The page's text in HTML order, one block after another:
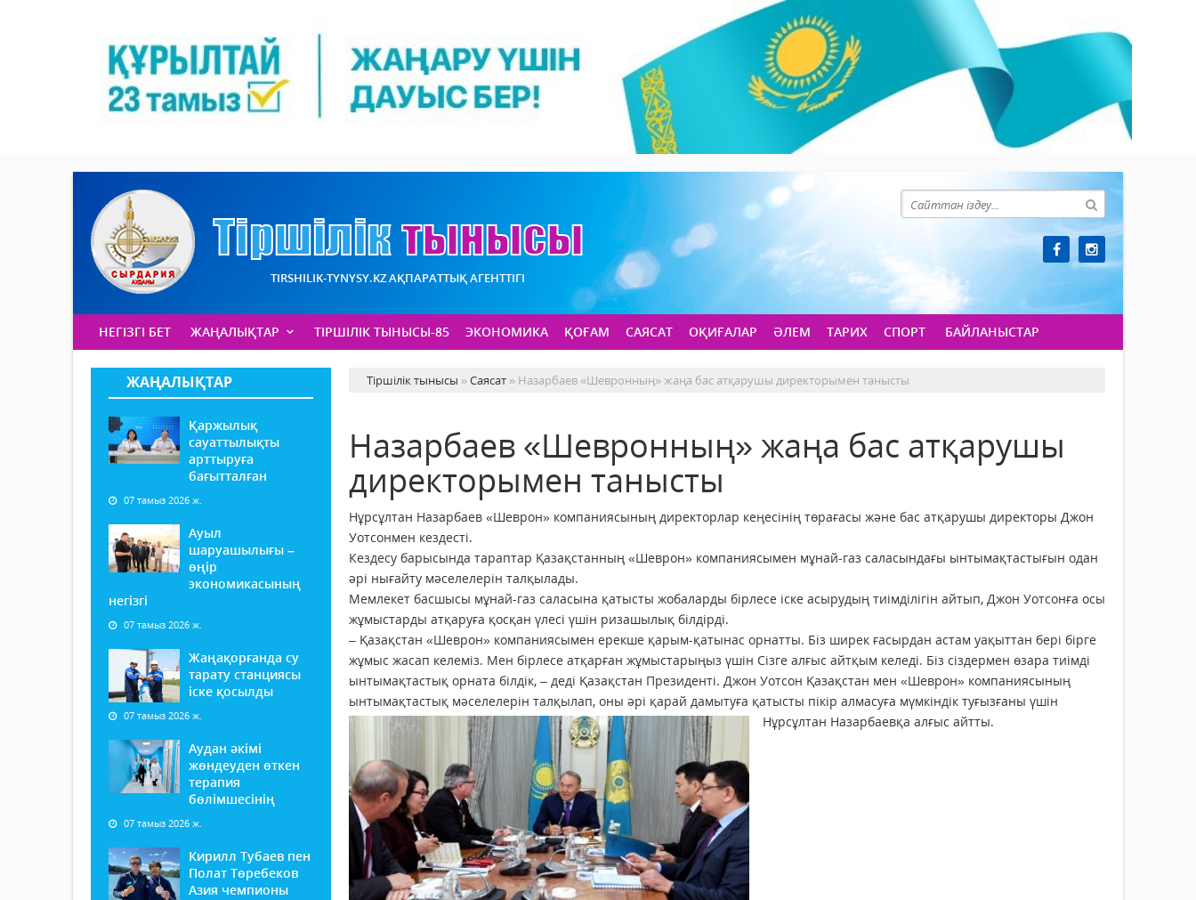
TIRSHILIK-TYNYSY.KZ АҚПАРАТТЫҚ АГЕНТТІГІ
НЕГІЗГІ БЕТ ЖАҢАЛЫҚТАР ТІРШІЛІК ТЫНЫСЫ-85 ЭКОНОМИКА ҚОҒАМ САЯСАТ ОҚИҒАЛАР ӘЛЕМ ТАРИХ СПОРТ БАЙЛАНЫСТАР
ЖАҢАЛЫҚТАР
Қаржылық
сауаттылықты
арттыруға
бағытталған
07 тамыз 2026 ж.
Ауыл
шаруашылығы –
өңір
экономикасының
негізгі
07 тамыз 2026 ж.
Жаңақорғанда су
тарату станциясы
іске қосылды
07 тамыз 2026 ж.
Аудан әкімі
жөндеуден өткен
терапия
бөлімшесінің
07 тамыз 2026 ж.
Кирилл Тубаев пен
Полат Төребеков
Азия чемпионы
Тіршілік тынысы »Саясат » Назарбаев «Шевронның» жаңа бас атқарушы директорымен танысты
Назарбаев «Шевронның» жаңа бас атқарушы
директорымен танысты
Нұрсұлтан Назарбаев «Шеврон» компаниясының директорлар кеңесінің төрағасы және бас атқарушы директоры Джон
Уотсонмен кездесті.
Кездесу барысында тараптар Қазақстанның «Шеврон» компаниясымен мұнай-газ саласындағы ынтымақтастығын одан
әрі нығайту мәселелерін талқылады.
Мемлекет басшысы мұнай-газ саласына қатысты жобаларды бірлесе іске асырудың тиімділігін айтып, Джон Уотсонға осы
жұмыстарды атқаруға қосқан үлесі үшін ризашылық білдірді.
– Қазақстан «Шеврон» компаниясымен ерекше қарым-қатынас орнатты. Біз ширек ғасырдан астам уақыттан бері бірге
жұмыс жасап келеміз. Мен бірлесе атқарған жұмыстарыңыз үшін Сізге алғыс айтқым келеді. Біз сіздермен өзара тиімді
ынтымақтастық орната білдік, – деді Қазақстан Президенті. Джон Уотсон Қазақстан мен «Шеврон» компаниясының
ынтымақтастық мәселелерін талқылап, оны әрі қарай дамытуға қатысты пікір алмасуға мүмкіндік туғызғаны үшін
Нұрсұлтан Назарбаевқа алғыс айтты.